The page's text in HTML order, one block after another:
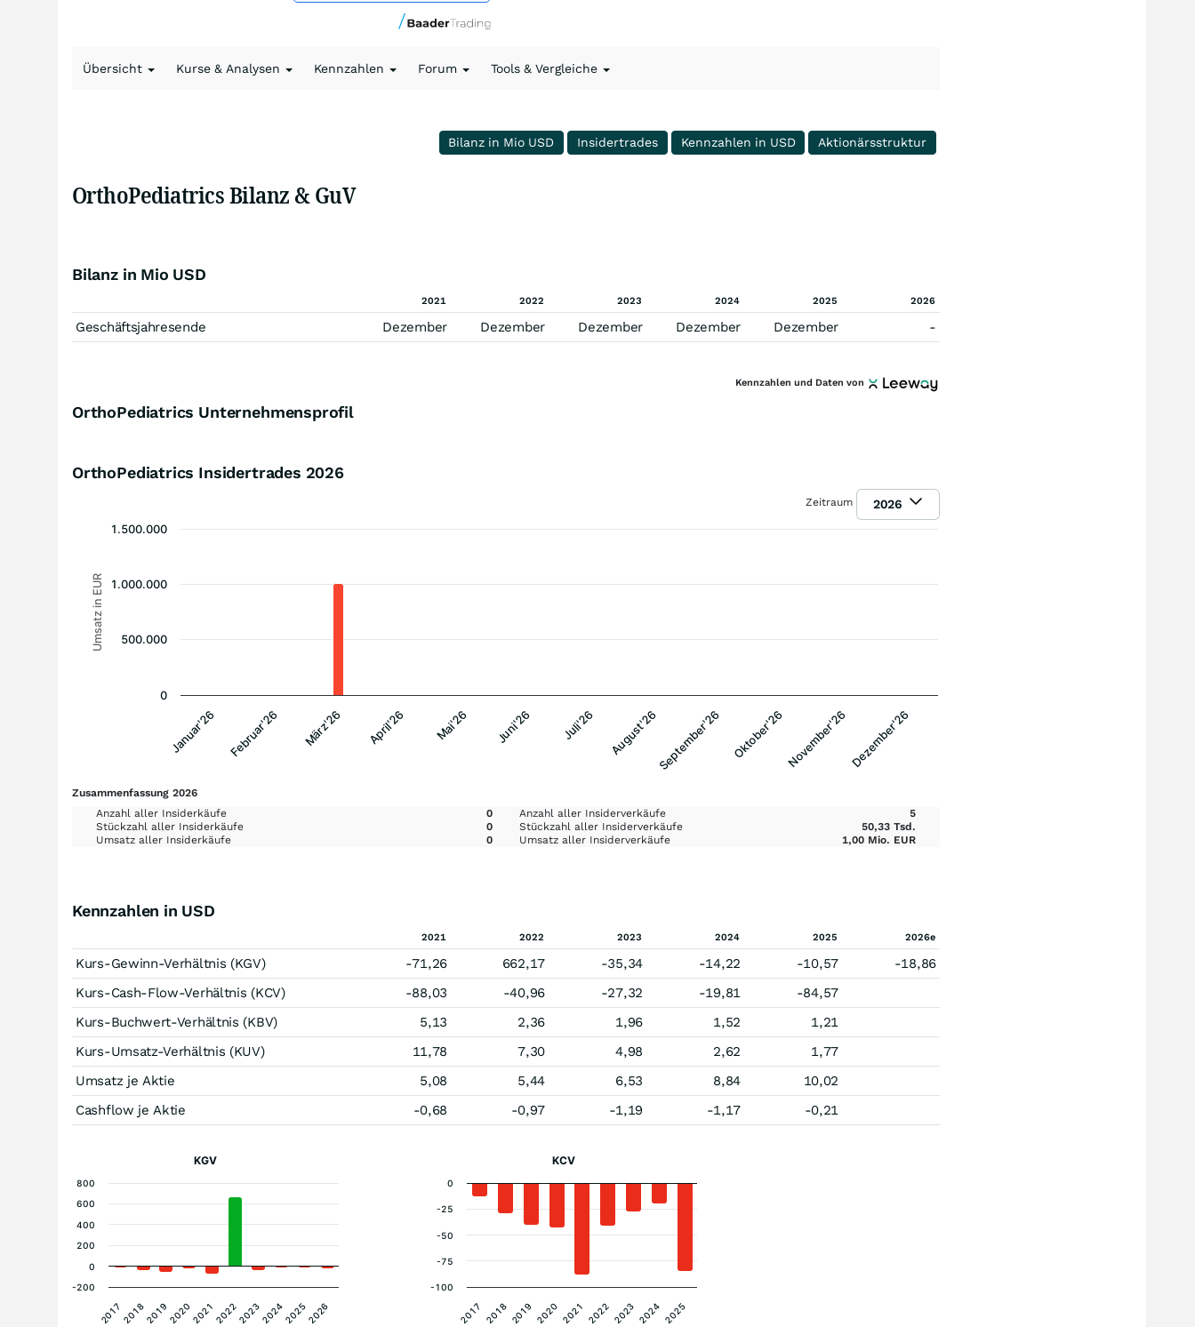
Übersicht Kurse & Analysen Kennzahlen Forum Tools & Vergleiche
Bilanz in Mio USD Insidertrades Kennzahlen in USD Aktionärsstruktur
OrthoPediatrics Bilanz & GuV
Bilanz in Mio USD
2021 2022 2023 2024 2025 2026
Geschäftsjahresende Dezember Dezember Dezember Dezember Dezember -
Kennzahlen und Daten von
OrthoPediatrics Unternehmensprofil
OrthoPediatrics Insidertrades 2026
Zeitraum 2026
Umsatz in EUR
Januar'26 Februar'26 März'26 April'26 Mai'26 Juni'26 Juli'26 August'26 September'26 Oktober'26November'26 Dezember'26
0
500.000
1.000.000
1.500.000
Zusammenfassung 2026
Anzahl aller Insiderkäufe
0 Anzahl aller Insiderverkäufe
5
Stückzahl aller Insiderkäufe
0 Stückzahl aller Insiderverkäufe
50,33 Tsd.
Umsatz aller Insiderkäufe
0 Umsatz aller Insiderverkäufe 1,00 Mio. EUR
Kennzahlen in USD
2021 2022 2023 2024 2025 2026e
Kurs-Gewinn-Verhältnis (KGV) -71,26 662,17 -35,34 -14,22 -10,57
-18,86
Kurs-Cash-Flow-Verhältnis (KCV)
-88,03 -40,96 -27,32 -19,81
-84,57
Kurs-Buchwert-Verhältnis (KBV)
5,13 2,36 1,96 1,52
1,21
Kurs-Umsatz-Verhältnis (KUV)
11,78 7,30 4,98 2,62
1,77
Umsatz je Aktie
5,08 5,44 6,53 8,84
10,02
Cashflow je Aktie
-0,68 -0,97 -1,19 -1,17 -0,21
KGV
2017201820192020202120222023202420252026
-200
0
200
400
600
800
KCV
2017 2018 2019 2020 2021 2022 2023 2024 2025
-100
0
-75
-50
-25